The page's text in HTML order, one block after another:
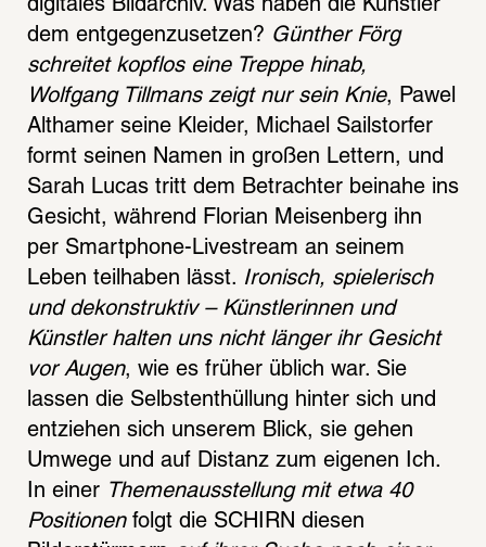
digitales Bildarchiv. Was haben die Künstler
dem entgegenzusetzen? Günther Förg
schreitet kopflos eine Treppe hinab,
Wolfgang Tillmans zeigt nur sein Knie, Pawel
Althamer seine Kleider, Michael Sailstorfer
formt seinen Namen in großen Lettern, und
Sarah Lucas tritt dem Betrachter beinahe ins
Gesicht, während Florian Meisenberg ihn
per Smartphone-Livestream an seinem
Leben teilhaben lässt. Ironisch, spielerisch
und dekonstruktiv – Künstlerinnen und
Künstler halten uns nicht länger ihr Gesicht
vor Augen, wie es früher üblich war. Sie
lassen die Selbstenthüllung hinter sich und
entziehen sich unserem Blick, sie gehen
Umwege und auf Distanz zum eigenen Ich.
In einer
Themenausstellung mit etwa 40
Positionen folgt die SCHIRN diesen